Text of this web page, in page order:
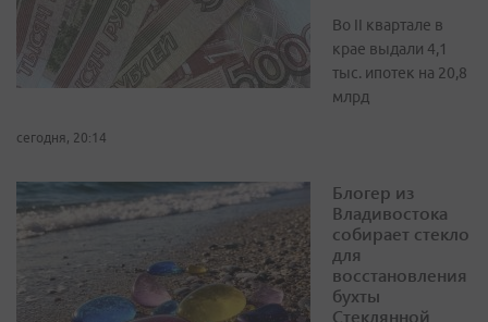
Во II квартале в
крае выдали 4,1
тыс. ипотек на 20,8
млрд
сегодня, 20:14
Блогер из
Владивостока
собирает стекло
для
восстановления
бухты
Стеклянной